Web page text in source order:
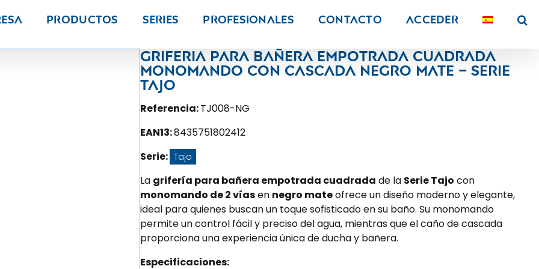
Productos Series PROFESIONALES Contacto Acceder
Griferia para bañera empotrada cuadrada
monomando con cascada negro mate – Serie
Tajo
Referencia:TJ008-NG
EAN13:8435751802412
Serie: Tajo
La grifería para bañera empotrada cuadrada de la Serie Tajo con
monomando de 2 víasen negro mateofrece un diseño moderno y elegante,
ideal para quienes buscan un toque sofisticado en su baño. Su monomando
permite un control fácil y preciso del agua, mientras que el caño de cascada
proporciona una experiencia única de ducha y bañera.
Especificaciones: